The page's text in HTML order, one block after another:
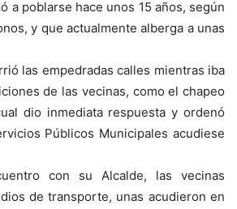
a poblarse hace unos 15 años, según
y que actualmente alberga a unas
las empedradas calles mientras iba
de las vecinas, como el chapeo
dio inmediata respuesta y ordenó
Públicos Municipales acudiese
con su Alcalde, las vecinas
de transporte, unas acudieron en